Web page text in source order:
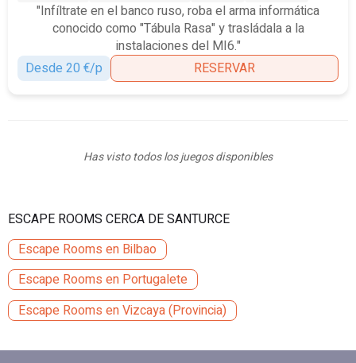
"Infíltrate en el banco ruso, roba el arma informática
conocido como "Tábula Rasa" y trasládala a la
instalaciones del MI6."
Desde 20 €/p
RESERVAR
Has visto todos los juegos disponibles
ESCAPE ROOMS CERCA DE SANTURCE
Escape Rooms en Bilbao
Escape Rooms en Portugalete
Escape Rooms en Vizcaya (Provincia)